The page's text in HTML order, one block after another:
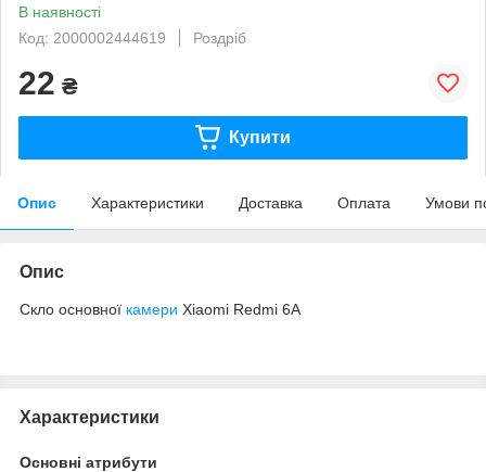
В наявності
Код: 2000002444619
Роздріб
22 ₴
Купити
Опис Характеристики Доставка Оплата Умови
Опис
Скло основної камери Xiaomi Redmi 6A
Характеристики
Основні атрибути